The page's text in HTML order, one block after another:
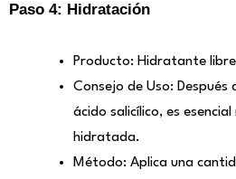
Paso 4: Hidratación
Producto: Hidratante
Consejo de Uso:
ácido salicílico, es
hidratada.
Método: Aplica una